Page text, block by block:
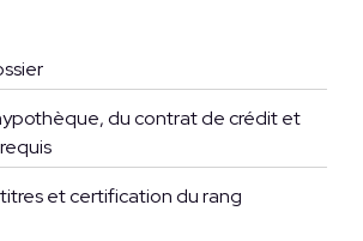
du contrat de crédit et
et certification du rang